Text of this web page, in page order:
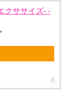
クササイズ- -